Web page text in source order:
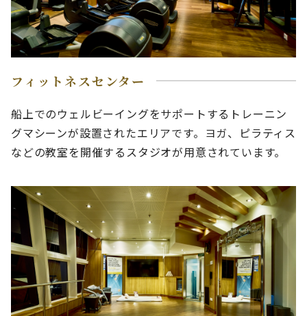
フィットネスセンター
船上でのウェルビーイングをサポートするトレーニン
グマシーンが設置されたエリアです。ヨガ、ピラティス
などの教室を開催するスタジオが用意されています。